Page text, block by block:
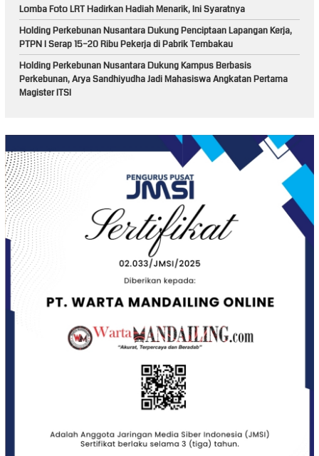
Lomba Foto LRT Hadirkan Hadiah Menarik, Ini Syaratnya
Holding Perkebunan Nusantara Dukung Penciptaan Lapangan Kerja,
PTPN I Serap 15–20 Ribu Pekerja di Pabrik Tembakau
Holding Perkebunan Nusantara Dukung Kampus Berbasis
Perkebunan, Arya Sandhiyudha Jadi Mahasiswa Angkatan Pertama
Magister ITSI